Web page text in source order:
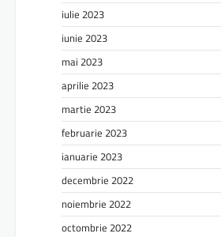
iulie 2023
iunie 2023
mai 2023
aprilie 2023
martie 2023
februarie 2023
ianuarie 2023
decembrie 2022
noiembrie 2022
octombrie 2022